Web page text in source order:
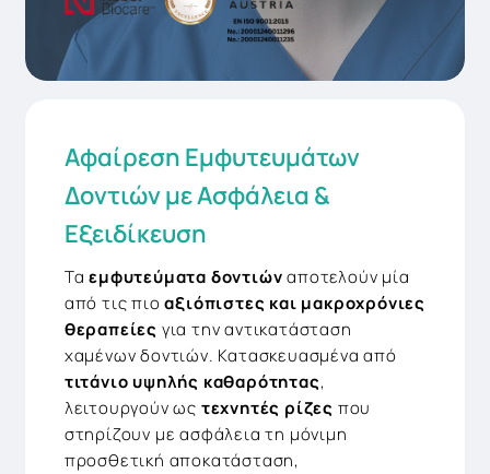
Αφαίρεση Εμφυτευμάτων
Δοντιών με Ασφάλεια &
Εξειδίκευση
Ταεμφυτεύματα δοντιώναποτελούν μία
από τις πιοαξιόπιστες και μακροχρόνιες
θεραπείες για την αντικατάσταση
χαμένων δοντιών. Κατασκευασμένα από
τιτάνιο υψηλής καθαρότητας,
λειτουργούν ως τεχνητές ρίζες που
στηρίζουν με ασφάλεια τη μόνιμη
προσθετική αποκατάσταση,